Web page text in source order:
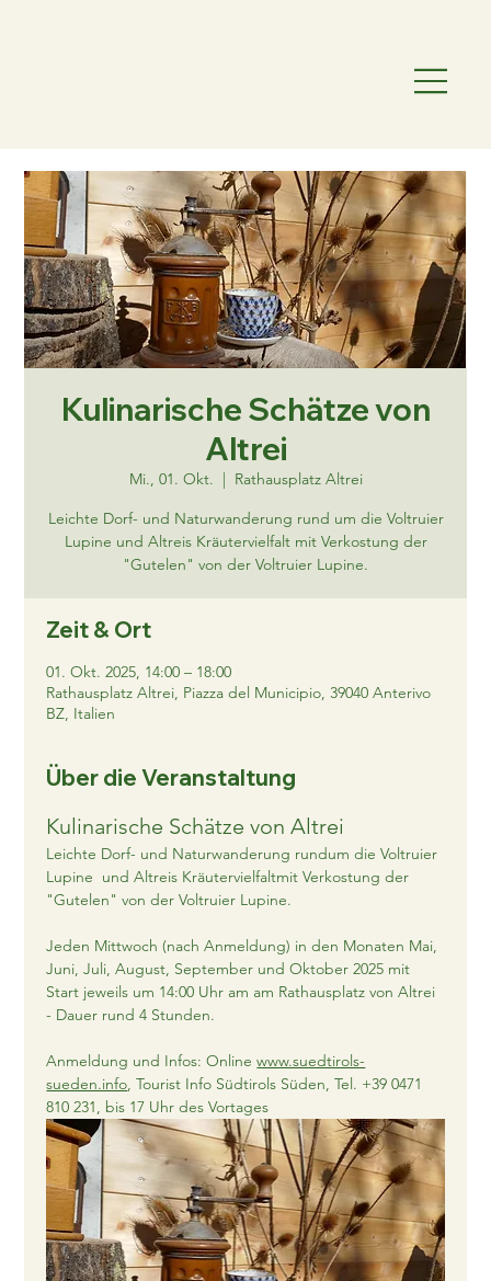
Kulinarische Schätze von
Altrei
Mi., 01. Okt.
  |
Rathausplatz Altrei
Leichte Dorf- und Naturwanderung rund um die Voltruier
Lupine und Altreis Kräutervielfalt mit Verkostung der
"Gutelen" von der Voltruier Lupine.
Zeit & Ort
01. Okt. 2025, 14:00 – 18:00
Rathausplatz Altrei, Piazza del Municipio, 39040 Anterivo
BZ, Italien
Über die Veranstaltung
Kulinarische Schätze von Altrei
Leichte Dorf- und Naturwanderung rundum die Voltruier
Lupine  und Altreis Kräutervielfaltmit Verkostung der
"Gutelen" von der Voltruier Lupine.
Jeden Mittwoch (nach Anmeldung) in den Monaten Mai,
Juni, Juli, August, September und Oktober 2025 mit
Start jeweils um 14:00 Uhr am am Rathausplatz von Altrei
- Dauer rund 4 Stunden.
Anmeldung und Infos: Online www.suedtirols-
sueden.info, Tourist Info Südtirols Süden, Tel. +39 0471
810 231, bis 17 Uhr des Vortages